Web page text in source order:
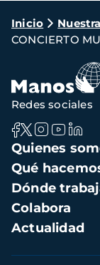
Ruta
de
Inicio
CONCIERTO
Navegación
principal
Quienes
Qué
Dónde
Colabora
Actualidad
Redes sociales